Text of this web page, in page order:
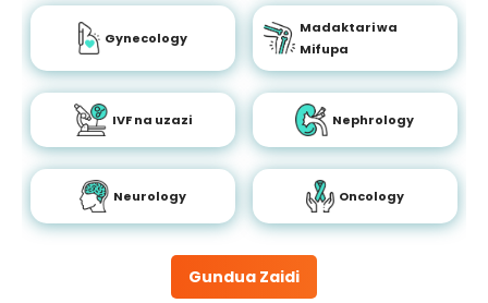
Gundua Zaidi
Gynecology
Madaktari wa
Mifupa
IVF na uzazi Nephrology
Neurology Oncology